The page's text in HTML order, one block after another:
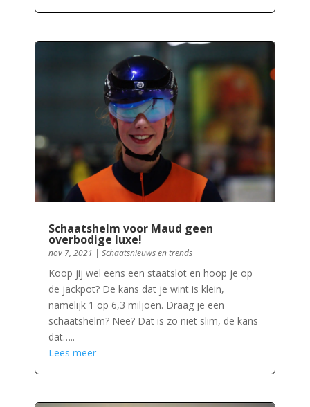
Schaatshelm voor Maud geen
overbodige luxe!
nov 7, 2021 | Schaatsnieuws en trends
Koop jij wel eens een staatslot en hoop je op
de jackpot? De kans dat je wint is klein,
namelijk 1 op 6,3 miljoen. Draag je een
schaatshelm? Nee? Dat is zo niet slim, de kans
dat…..
Lees meer